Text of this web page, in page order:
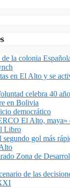
la colonia
en El Alto y se
celebra 40
en Bolivia
democrático
El Alto, maya»
Libro
segundo gol más
Zona de
de las